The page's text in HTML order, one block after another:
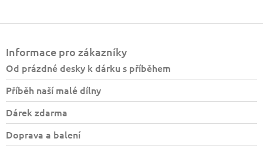
Informace pro zákazníky
Od prázdné desky k dárku s příběhem
Příběh naší malé dílny
Dárek zdarma
Doprava a balení